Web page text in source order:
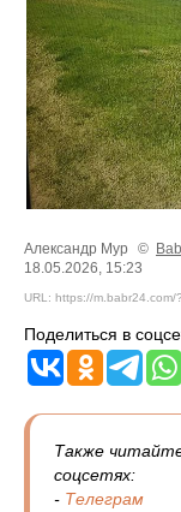
Александр Мур ©
18.05.2026, 15:23
URL: https://m.babr24.com/
Поделиться в
Также
соцсетях:
- Телеграм